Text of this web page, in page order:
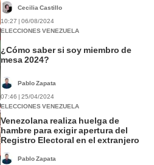
Cecilia Castillo
10:27 | 06/08/2024
ELECCIONES VENEZUELA
¿Cómo saber si soy miembro de
mesa 2024?
Pablo Zapata
07:46 | 25/04/2024
ELECCIONES VENEZUELA
Venezolana realiza huelga de
hambre para exigir apertura del
Registro Electoral en el extranjero
Pablo Zapata